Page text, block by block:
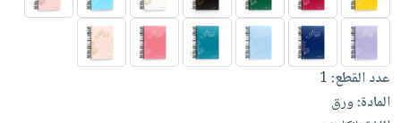
العناية
بالأسنان
الحمية
والتغذية
أدوات
المائدة
الأوعية
والتخزين
الأكثر
مبيعاً
العودة
للمدارس
اكسسوارات
شحن
مجاني
بنود
مختارة
اشتراكات
عدد القطع:1
المادة:ورق